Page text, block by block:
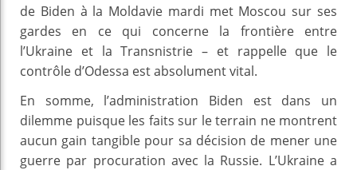
de Biden à la Moldavie mardi met Moscou sur ses
gardes en ce qui concerne la frontière entre
l’Ukraine et la Transnistrie – et rappelle que le
contrôle d’Odessa est absolument vital.
En somme, l’administration Biden est dans un
dilemme puisque les faits sur le terrain ne montrent
aucun gain tangible pour sa décision de mener une
guerre par procuration avec la Russie. L’Ukraine a